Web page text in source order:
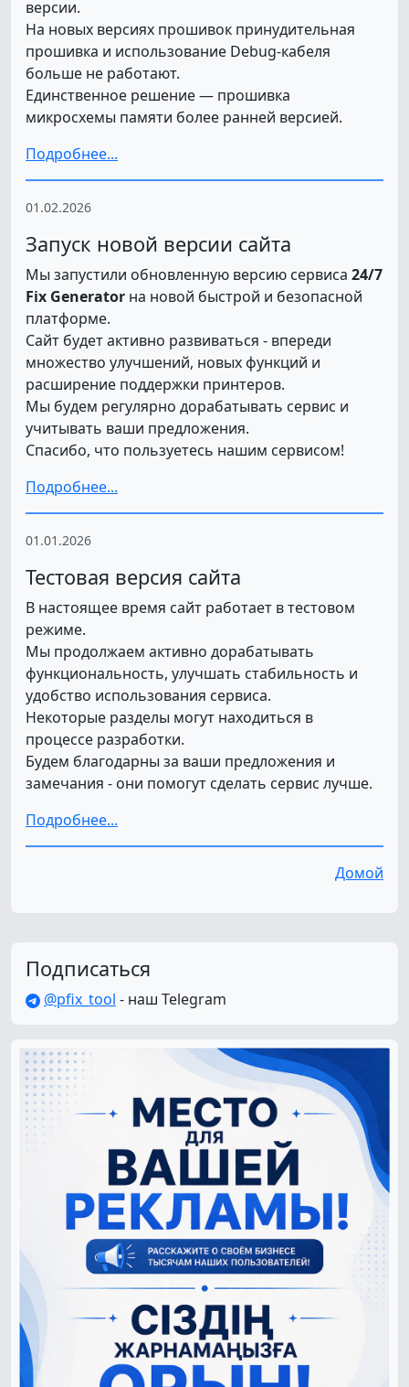
версии.
На новых версиях прошивок принудительная
прошивка и использование Debug-кабеля
больше не работают.
Единственное решение — прошивка
микросхемы памяти более ранней версией.
Подробнее...
01.02.2026
Запуск новой версии сайта
Мы запустили обновленную версию сервиса 24/7
Fix Generator на новой быстрой и безопасной
платформе.
Сайт будет активно развиваться - впереди
множество улучшений, новых функций и
расширение поддержки принтеров.
Мы будем регулярно дорабатывать сервис и
учитывать ваши предложения.
Спасибо, что пользуетесь нашим сервисом!
Подробнее...
01.01.2026
Тестовая версия сайта
В настоящее время сайт работает в тестовом
режиме.
Мы продолжаем активно дорабатывать
функциональность, улучшать стабильность и
удобство использования сервиса.
Некоторые разделы могут находиться в
процессе разработки.
Будем благодарны за ваши предложения и
замечания - они помогут сделать сервис лучше.
Подробнее...
Домой
Подписаться
@pfix_tool - наш Telegram